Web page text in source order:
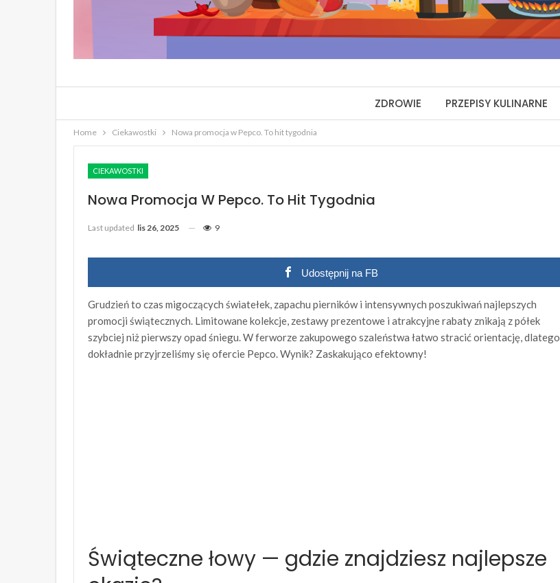
ZDROWIE PRZEPISY KULINARNE
Home Ciekawostki Nowa promocja w Pepco. To hit tygodnia
CIEKAWOSTKI
Nowa Promocja W Pepco. To Hit Tygodnia
Last updated lis 26, 2025 9
Udostępnij na FB
Grudzień to czas migoczących światełek, zapachu pierników i intensywnych poszukiwań najlepszych
promocji świątecznych. Limitowane kolekcje, zestawy prezentowe i atrakcyjne rabaty znikają z półek
szybciej niż pierwszy opad śniegu. W ferworze zakupowego szaleństwa łatwo stracić orientację, dlatego
dokładnie przyjrzeliśmy się ofercie Pepco. Wynik? Zaskakująco efektowny!
Świąteczne łowy — gdzie znajdziesz najlepsze